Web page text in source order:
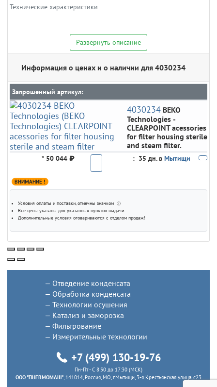
Технические характеристики
Развернуть описание
Информация о ценах и о наличии для 4030234
Запрошенный артикул:
4030234 BEKO
Technologies -
CLEARPOINT acessories
for filter housing sterile
and steam filter.
* 50 044 ₽ : 35 дн. в Мытищи
ВНИМАНИЕ !
Условия оплаты и поставки, отмечны значком ⓘ
Все цены указаны для указанных пунктов выдачи.
Дополнительные условия оговариваются с отделом продаж!
Отведение конденсата
Обработка конденсата
Технологии осушения
Катализ и заморозка
Фильтрование
Измерительные технологии
+7 (499) 130-19-76
Пн-Пт - C 8:30 до 17:30 (МСК)
ООО "ПНЕВМОМАШ" , 141014, Россия, МО, г.Мытищи, 3-я Крестьянская улица, с23